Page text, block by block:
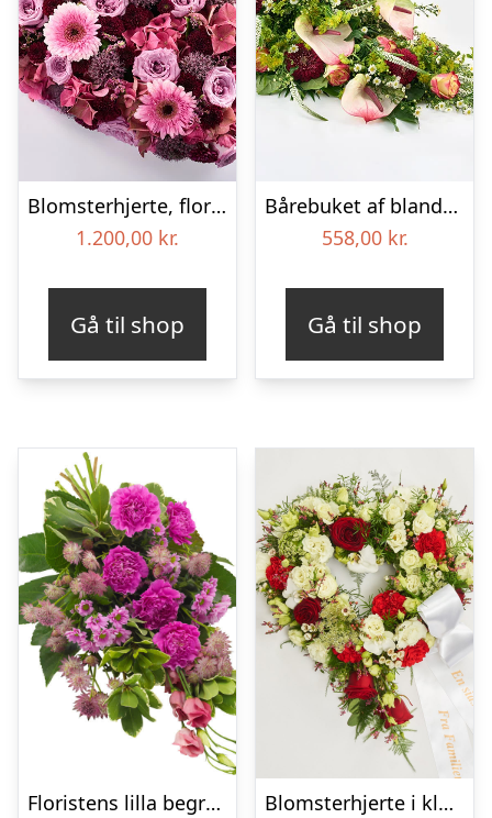
Blomsterhjerte, floristens valg – Blomster til begravelse
1.200,00 kr.
Gå til shop
Bårebuket af blandede blomster – Blomster til begravelse
558,00 kr.
Gå til shop
Floristens lilla begravelses­buket
Blomsterhjerte i klassisk stil med bånd